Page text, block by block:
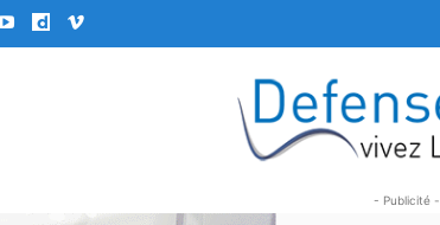
- Publicité -